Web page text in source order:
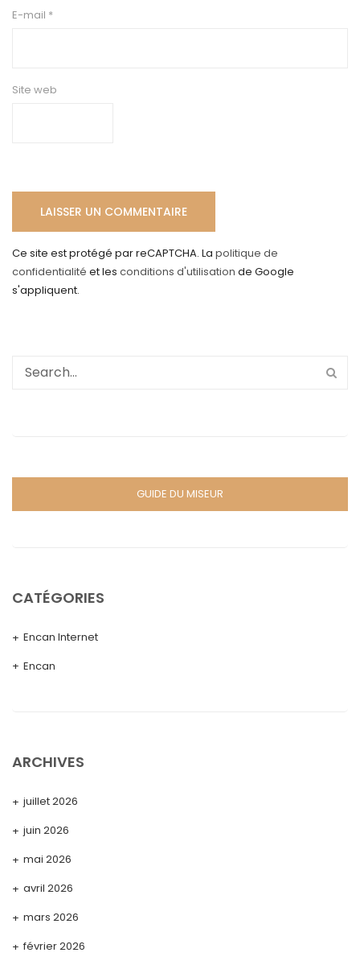
E-mail *
Site web
Ce site est protégé par reCAPTCHA. La politique de
confidentialité et les conditions d'utilisation de Google
s'appliquent.
GUIDE DU MISEUR
CATÉGORIES
Encan Internet
Encan
ARCHIVES
juillet 2026
juin 2026
mai 2026
avril 2026
mars 2026
février 2026